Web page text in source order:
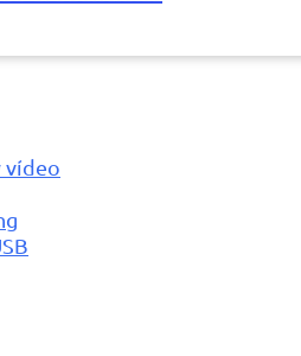
vídeo